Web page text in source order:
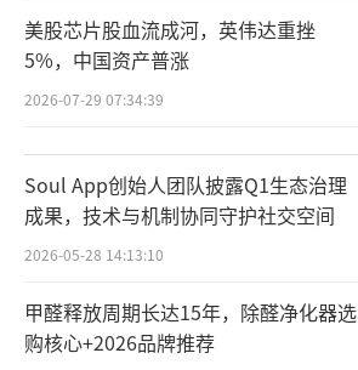
美股芯片股血流成河，英伟达重挫
5%，中国资产普涨
2026-07-29 07:34:39
Soul App创始人团队披露Q1生态治理
成果，技术与机制协同守护社交空间
2026-05-28 14:13:10
甲醛释放周期长达15年，除醛净化器选
购核心+2026品牌推荐